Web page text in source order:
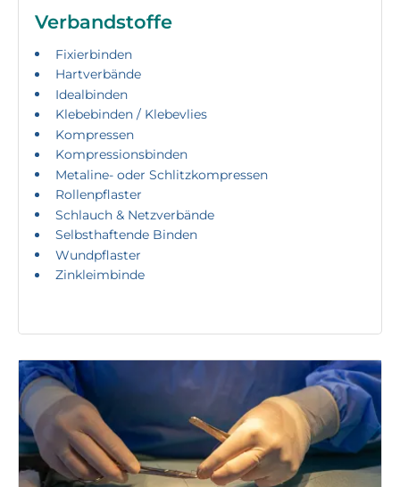
Verbandstoffe
Fixierbinden
Hartverbände
Idealbinden
Klebebinden / Klebevlies
Kompressen
Kompressionsbinden
Metaline- oder Schlitzkompressen
Rollenpflaster
Schlauch & Netzverbände
Selbsthaftende Binden
Wundpflaster
Zinkleimbinde